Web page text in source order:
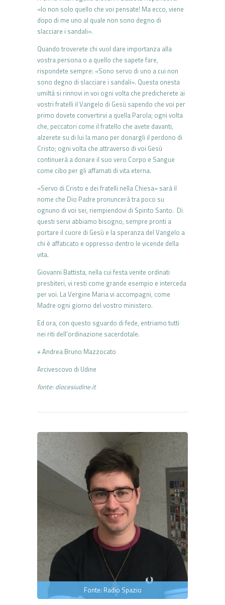
«Io non solo quello che voi pensate! Ma ecco, viene
dopo di me uno al quale non sono degno di
slacciare i sandali».
Quando troverete chi vuol dare importanza alla
vostra persona o a quello che sapete fare,
rispondete sempre: «Sono servo di uno a cui non
sono degno di slacciare i sandali». Questa onesta
umiltà si rinnovi in voi ogni volta che predicherete ai
vostri fratelli il Vangelo di Gesù sapendo che voi per
primo dovete convertirvi a quella Parola; ogni volta
che, peccatori come il fratello che avete davanti,
alzerete su di lui la mano per donargli il perdono di
Cristo; ogni volta che attraverso di voi Gesù
continuerà a donare il suo vero Corpo e Sangue
come cibo per gli affamati di vita eterna.
«Servo di Cristo e dei fratelli nella Chiesa» sarà il
nome che Dio Padre pronuncerà tra poco su
ognuno di voi sei, riempiendovi di Spirito Santo. Di
questi servi abbiamo bisogno, sempre pronti a
portare il cuore di Gesù e la speranza del Vangelo a
chi è affaticato e oppresso dentro le vicende della
vita.
Giovanni Battista, nella cui festa venite ordinati
presbiteri, vi resti come grande esempio e interceda
per voi. La Vergine Maria vi accompagni, come
Madre ogni giorno del vostro ministero.
Ed ora, con questo sguardo di fede, entriamo tutti
nei riti dell’ordinazione sacerdotale.
+ Andrea Bruno Mazzocato
Arcivescovo di Udine
fonte: diocesiudine.it
Fonte: Radio Spazio